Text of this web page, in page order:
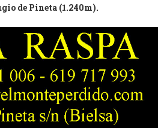
de Pineta (1.240m).